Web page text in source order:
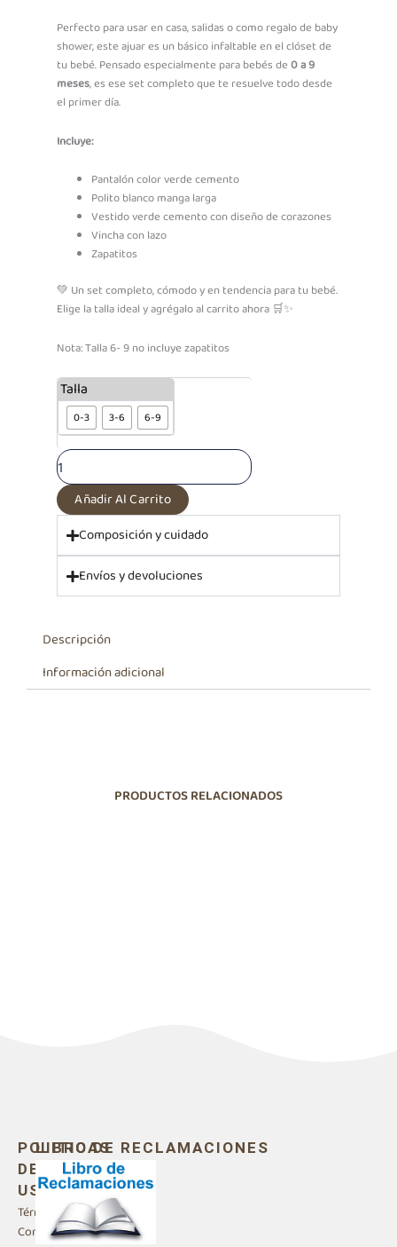
Perfecto para usar en casa, salidas o como regalo de baby
shower, este ajuar es un básico infaltable en el clóset de
tu bebé. Pensado especialmente para bebés de0 a 9
meses, es ese set completo que te resuelve todo desde
el primer día.
Incluye:
Pantalón color verde cemento
Polito blanco manga larga
Vestido verde cemento con diseño de corazones
Vincha con lazo
Zapatitos
💚 Un set completo, cómodo y en tendencia para tu bebé.
Elige la talla ideal y agrégalo al carrito ahora 🛒✨
Nota: Talla 6- 9 no incluye zapatitos
Talla
0-3 3-6 6-9
Ajuar
Algodón
Corazones
Verde
Cemento
cantidad
Añadir Al Carrito
Composición y cuidado
Envíos y devoluciones
Descripción
Información adicional
PRODUCTOS RELACIONADOS
POLITICAS
DE
USO
Términos y
Condiciones
LIBRO DE RECLAMACIONES